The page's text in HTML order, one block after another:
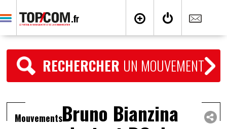
RECHERCHER UN MOUVEMENT
MouvementsBruno Bianzina